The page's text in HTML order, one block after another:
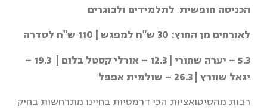
הכניסה חופשית לתלמידים ולבוגרים
לאורחים מן החוץ: 30 ש"ח למפגש | 110 ש"ח לסדרה
5.3 – יערה שחורי | 12.3 – אורלי קסטל בלום | 19.3 –
יגאל שוורץ | 26.3 – שולמית אפפל
רבות מהסיטואציות הכי דרמטיות בחיינו מתרחשות בחיק